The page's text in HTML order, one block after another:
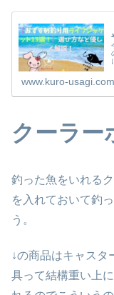
www.kuro-usagi.com
クーラー
釣った魚をいれる
を入れておいて釣
う。
↓の商品はキャスタ
具って結構重い上